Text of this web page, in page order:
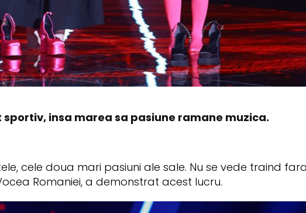
insa marea sa pasiune ramane muzica.
cele doua mari pasiuni ale sale. Nu se vede traind
Romaniei, a demonstrat acest lucru.